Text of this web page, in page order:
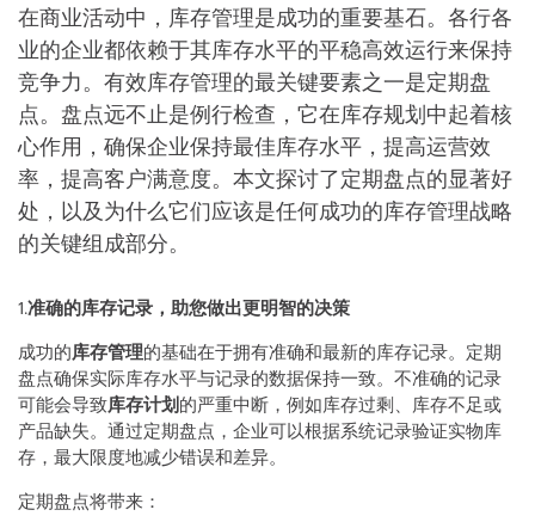
在商业活动中，库存管理是成功的重要基石。各行各
业的企业都依赖于其库存水平的平稳高效运行来保持
竞争力。有效库存管理的最关键要素之一是定期盘
点。盘点远不止是例行检查，它在库存规划中起着核
心作用，确保企业保持最佳库存水平，提高运营效
率，提高客户满意度。本文探讨了定期盘点的显著好
处，以及为什么它们应该是任何成功的库存管理战略
的关键组成部分。
1.准确的库存记录，助您做出更明智的决策
成功的库存管理的基础在于拥有准确和最新的库存记录。定期
盘点确保实际库存水平与记录的数据保持一致。不准确的记录
可能会导致库存计划的严重中断，例如库存过剩、库存不足或
产品缺失。通过定期盘点，企业可以根据系统记录验证实物库
存，最大限度地减少错误和差异。
定期盘点将带来：